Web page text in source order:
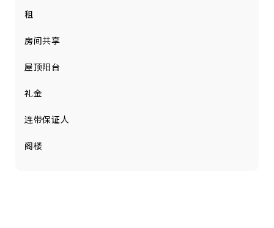
租
房间共享
屋顶阳台
礼金
连带保证人
阁楼